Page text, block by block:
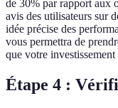
de 30% par rapport aux
avis des utilisateurs sur
idée précise des
vous permettra de
que votre
Étape 4 :